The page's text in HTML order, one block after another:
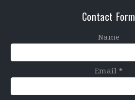
Contact Form
Name
Email *